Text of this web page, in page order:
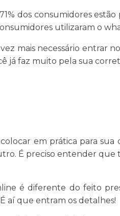
dos consumidores
utilizaram o
mais necessário entrar
já faz muito pela sua
em prática para
É preciso entender
é diferente do feito
aí que entram os detalhes!